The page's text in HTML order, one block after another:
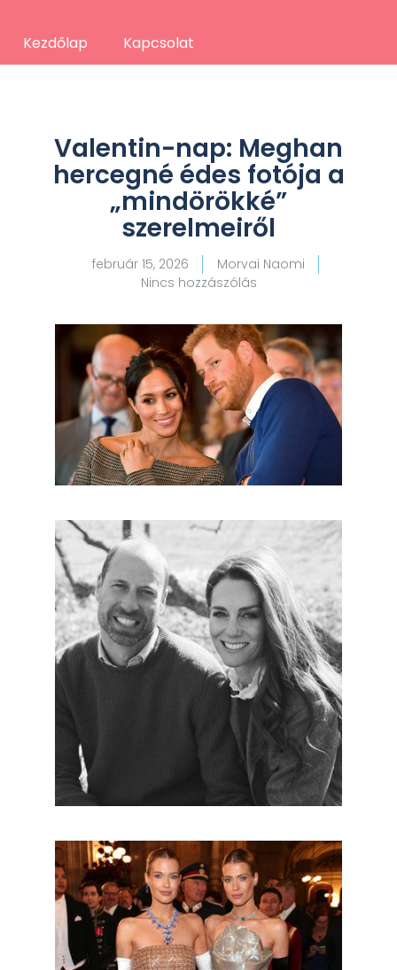
Kezdőlap Kapcsolat
Valentin-nap: Meghan
hercegné édes fotója a
„mindörökké”
szerelmeiről
február 15, 2026
Morvai Naomi
Nincs hozzászólás